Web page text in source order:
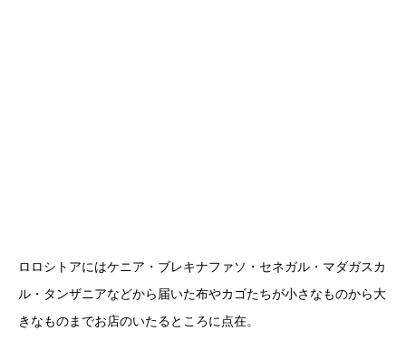
ロロシトアにはケニア・ブレキナファソ・セネガル・マダガスカ
ル・タンザニアなどから届いた布やカゴたちが小さなものから大
きなものまでお店のいたるところに点在。